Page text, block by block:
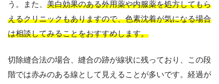
う。また、 美白効果のある外用薬や内服薬を処方してもら
えるクリニックもありますので、色素沈着が気になる場合
は相談してみることをおすすめします。
切除縫合法の場合、縫合の跡が線状に残っており、この段
階では赤みのある線として見えることが多いです。経過が